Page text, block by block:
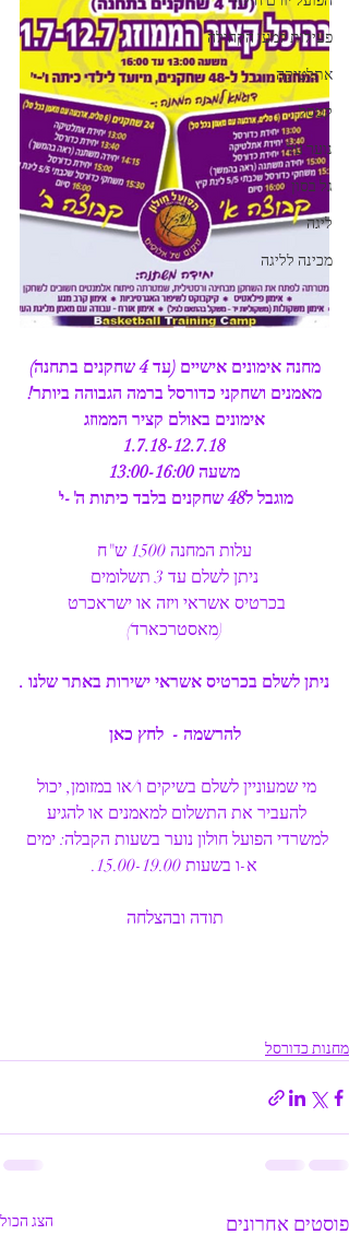
פעילות למען הקהילה
אתלטיקה
קטסל
נוער על
גל בסון
ליגה
מכינה לליגה
מחנה אימונים אישיים (עד 4 שחקנים בתחנה)
מאמנים ושחקני כדורסל ברמה הגבוהה ביותר!
אימונים באולם קציר הממוזג
1.7.18-12.7.18
משעה 13:00-16:00
מוגבל ל48 שחקנים בלבד כיתות ה'-י'
עלות המחנה 1500 ש"ח
ניתן לשלם עד 3 תשלומים
בכרטיס אשראי ויזה או ישראכרט
(מאסטרכארד)
ניתן לשלם בכרטיס אשראי ישירות באתר שלנו .
להרשמה -  לחץ כאן
מי שמעוניין לשלם בשיקים ו/או במזומן, יכול
להעביר את התשלום למאמנים או להגיע
למשרדי הפועל חולון נוער בשעות הקבלה: ימים
א-ו בשעות 15.00-19.00.
תודה ובהצלחה
מחנות כדורסל
פוסטים אחרונים הצג הכול